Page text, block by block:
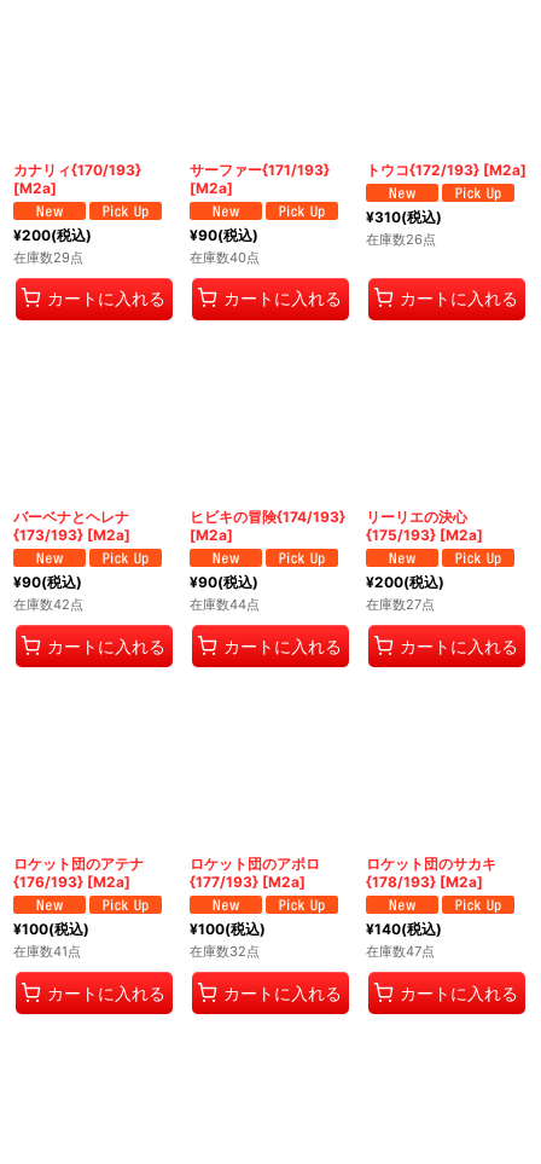
カナリィ{170/193}
[M2a]
¥200(税込)
在庫数29点
カートに入れる
サーファー{171/193}
[M2a]
¥90(税込)
在庫数40点
カートに入れる
トウコ{172/193} [M2a]
¥310(税込)
在庫数26点
カートに入れる
バーベナとヘレナ
{173/193} [M2a]
¥90(税込)
在庫数42点
カートに入れる
ヒビキの冒険{174/193}
[M2a]
¥90(税込)
在庫数44点
カートに入れる
リーリエの決心
{175/193} [M2a]
¥200(税込)
在庫数27点
カートに入れる
ロケット団のアテナ
{176/193} [M2a]
¥100(税込)
在庫数41点
カートに入れる
ロケット団のアポロ
{177/193} [M2a]
¥100(税込)
在庫数32点
カートに入れる
ロケット団のサカキ
{178/193} [M2a]
¥140(税込)
在庫数47点
カートに入れる